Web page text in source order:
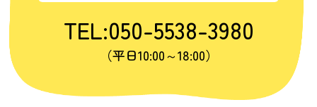
TEL:050-5538-3980
（平日10:00～18:00）